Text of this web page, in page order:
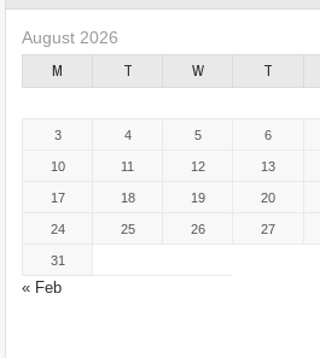
August 2026
M T W T
« Feb
3 4 5 6
10 11 12 13
17 18 19 20
24 25 26 27
31